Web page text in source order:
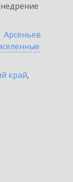
Арсеньев
край,